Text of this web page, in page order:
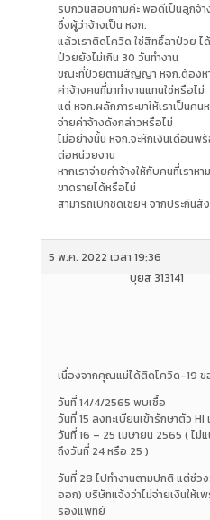
รบกวนสอบถามค่ะ พอดีเป็นลูกจ้
ซึ่งผู้ว่าจ้างเป็น หจก.
แล้วเราติดโควิด ใช่สิทธิ์ลาป่วย ไ
ป่วยยังไม่เกิน 30 วันทำงาน
ขณะที่ป่วยตามสัญญา หจก.ต้องห
ค่าจ้างคนที่มาทำงานแทนใช่หรือไม่
แต่ หจก.ผลักภาระมาให้เราเป็นคน
จ่ายค่าจ้างดังกล่าวหรือไม่
ไม่อย่างนั้น หจก.จะหักเงินเดือน
ต่อหน่วยงาน
หากเราจ่ายค่าจ้างให้กับคนที่เราห
ขาดรายได้หรือไม่
สามารถเบิกชดเชยฯ จากประกันสั
5 พ.ค. 2022 เวลา 19:36
บุยส์ 313141
เนื่องจากคุณแม่ได้ติดโควิด-19 ข
วันที่ 14/4/2565 พบเชื้อ
วันที่ 15 ลงทะเบียนเข้ารักษาตัว
วันที่ 16 – 25 เมษายน 2565 ( ไม่
ถึงวันที่ 24 หรือ 25 )
วันที่ 28 ไปทำงานตามปกติ แต่ช่ว
ออก) บริษัทแจ้งว่าไม่จ่ายเงินให้เ
รองแพทย์